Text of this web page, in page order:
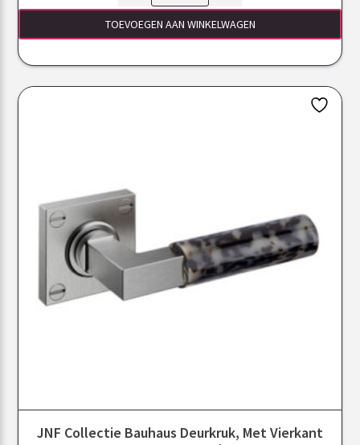
TOEVOEGEN AAN WINKELWAGEN
JNF Collectie Bauhaus Deurkruk, Met Vierkant